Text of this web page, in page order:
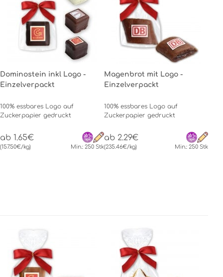
Dominostein inkl Logo -
Einzelverpackt
100% essbares Logo auf
Zuckerpapier gedruckt
ab 1.65€
(157.50€/kg) Min.: 250 Stk
Magenbrot mit Logo -
Einzelverpackt
100% essbares Logo auf
Zuckerpapier gedruckt
ab 2.29€
(235.46€/kg) Min.: 250 Stk